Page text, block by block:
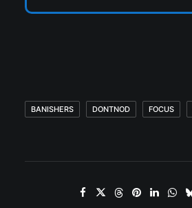
BANISHERS DONTNOD FOCUS